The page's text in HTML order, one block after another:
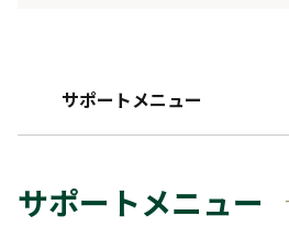
サポートメニュー
サポートメニュー